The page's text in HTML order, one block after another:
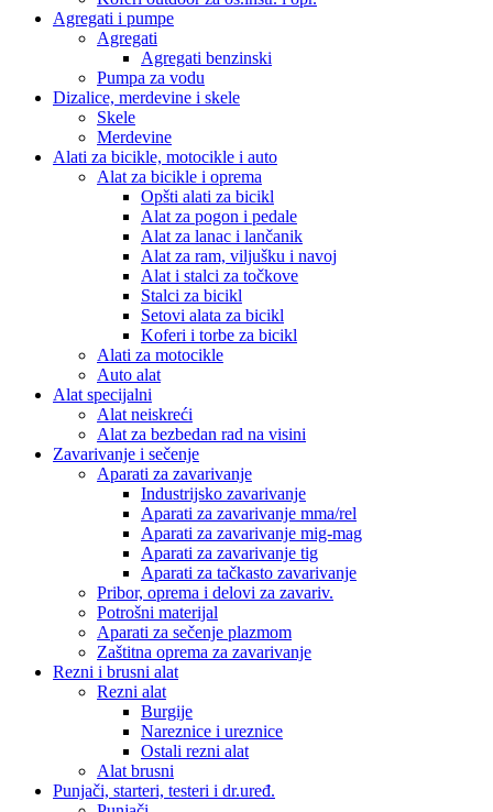
Agregati i pumpe
Agregati
Agregati benzinski
Pumpa za vodu
Dizalice, merdevine i skele
Skele
Merdevine
Alati za bicikle, motocikle i auto
Alat za bicikle i oprema
Opšti alati za bicikl
Alat za pogon i pedale
Alat za lanac i lančanik
Alat za ram, viljušku i navoj
Alat i stalci za točkove
Stalci za bicikl
Setovi alata za bicikl
Koferi i torbe za bicikl
Alati za motocikle
Auto alat
Alat specijalni
Alat neiskreći
Alat za bezbedan rad na visini
Zavarivanje i sečenje
Aparati za zavarivanje
Industrijsko zavarivanje
Aparati za zavarivanje mma/rel
Aparati za zavarivanje mig-mag
Aparati za zavarivanje tig
Aparati za tačkasto zavarivanje
Pribor, oprema i delovi za zavariv.
Potrošni materijal
Aparati za sečenje plazmom
Zaštitna oprema za zavarivanje
Rezni i brusni alat
Rezni alat
Burgije
Nareznice i ureznice
Ostali rezni alat
Alat brusni
Punjači, starteri, testeri i dr.uređ.